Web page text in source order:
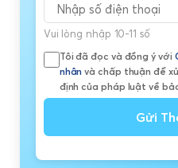
Vui lòng nhập 10-11 số
Tôi đã đọc và đồng ý với
nhân và chấp thuận để
định của pháp luật về bảo
Gửi